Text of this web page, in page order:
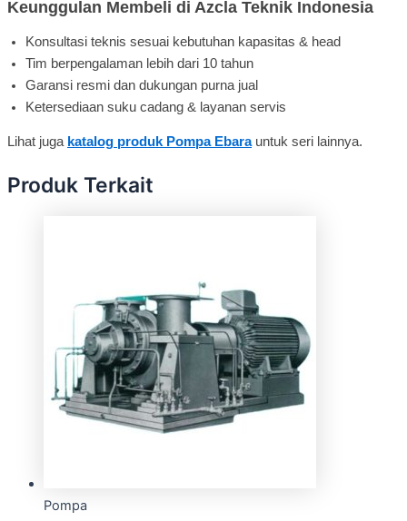
Keunggulan Membeli di Azcla Teknik Indonesia
Konsultasi teknis sesuai kebutuhan kapasitas & head
Tim berpengalaman lebih dari 10 tahun
Garansi resmi dan dukungan purna jual
Ketersediaan suku cadang & layanan servis
Lihat juga katalog produk Pompa Ebarauntuk seri lainnya.
Produk Terkait
Pompa